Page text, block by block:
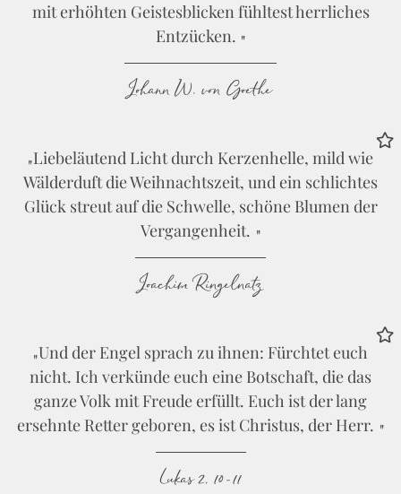
mit erhöhten Geistesblicken fühltest herrliches
Entzücken.
Johann W. von Goethe
Liebeläutend Licht durch Kerzenhelle, mild wie
Wälderduft die Weihnachtszeit, und ein schlichtes
Glück streut auf die Schwelle, schöne Blumen der
Vergangenheit.
Joachim Ringelnatz
Und der Engel sprach zu ihnen: Fürchtet euch
nicht. Ich verkünde euch eine Botschaft, die das
ganze Volk mit Freude erfüllt. Euch ist der lang
ersehnte Retter geboren, es ist Christus, der Herr.
Lukas 2, 10-11